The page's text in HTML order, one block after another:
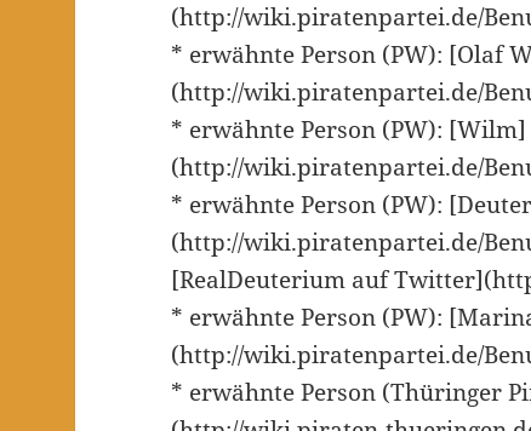
(http://wiki.piratenpartei.de/
* erwähnte Person (PW): [Olaf
(http://wiki.piratenpartei.de/
* erwähnte Person (PW): [Wilm]
(http://wiki.piratenpartei.de/
* erwähnte Person (PW):
(http://wiki.piratenpartei.de/
[RealDeuterium auf
* erwähnte Person (PW):
(http://wiki.piratenpartei.de/
* erwähnte Person (Thüringer